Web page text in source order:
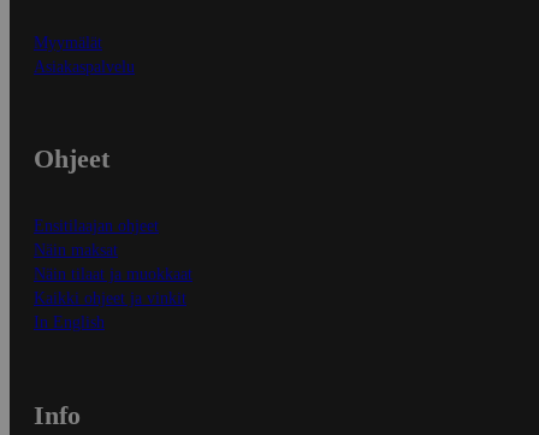
Myymälät
Asiakaspalvelu
Ohjeet
Ensitilaajan ohjeet
Näin maksat
Näin tilaat ja muokkaat
Kaikki ohjeet ja vinkit
In English
Info